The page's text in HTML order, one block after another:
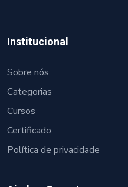
Institucional
Sobre nós
Categorias
Cursos
Certificado
Política de privacidade